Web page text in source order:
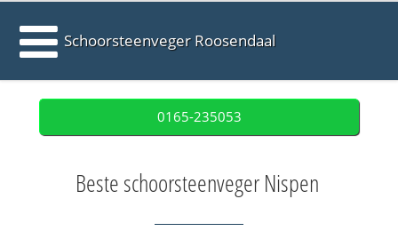
Schoorsteenveger Roosendaal
0165-235053
Beste schoorsteenveger Nispen